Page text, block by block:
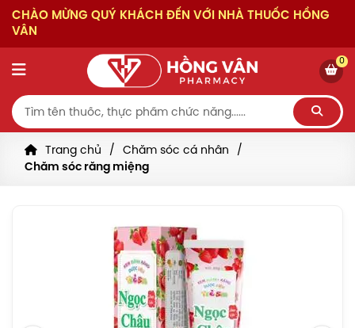
CHÀO MỪNG QUÝ KHÁCH ĐẾN VỚI NHÀ THUỐC HỒNG
VÂN
0
Trang chủ
Chăm sóc cá nhân
Chăm sóc răng miệng